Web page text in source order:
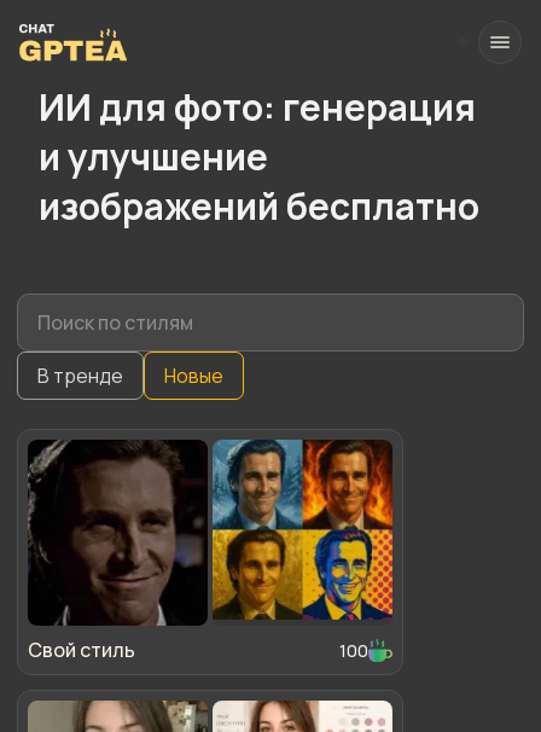
ИИ для фото: генерация
и улучшение
изображений бесплатно
В тренде Новые
Свой стиль 100